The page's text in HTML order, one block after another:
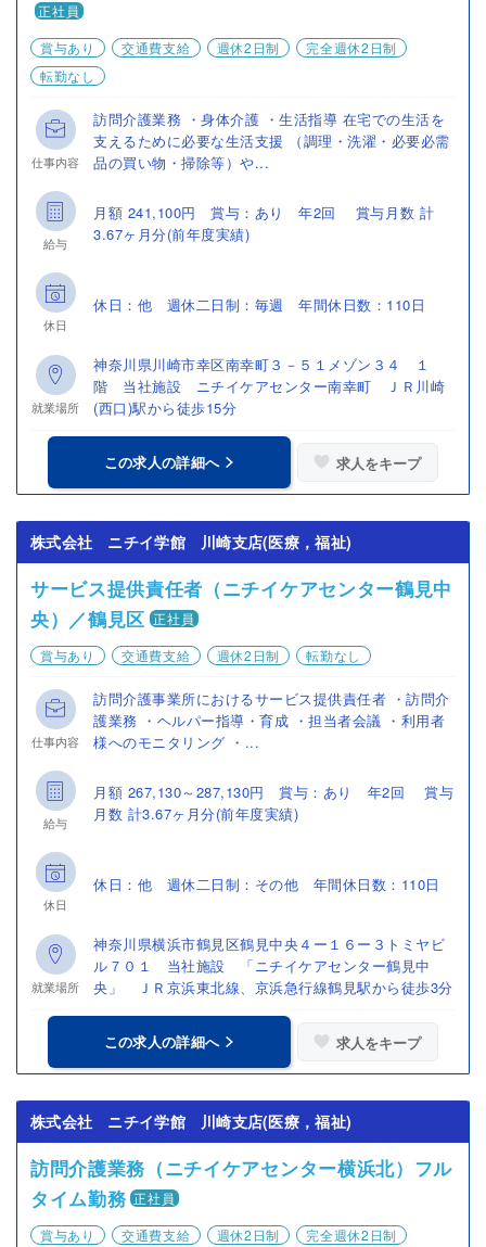
正社員
賞与あり
交通費支給 週休2日制
完全週休2日制
転勤なし
仕事内容
訪問介護業務 ・身体介護 ・生活指導 在宅での生活を
支えるために必要な生活支援 （調理・洗濯・必要必需
品の買い物・掃除等）や...
給与
月額 241,100円 賞与：あり 年2回 賞与月数 計
3.67ヶ月分(前年度実績)
休日
休日：他 週休二日制：毎週 年間休日数：110日
就業場所
神奈川県川崎市幸区南幸町３－５１メゾン３４ １
階 当社施設 ニチイケアセンター南幸町 ＪＲ川崎
(西口)駅から徒歩15分
この求人の詳細へ 求人をキープ
株式会社 ニチイ学館 川崎支店(医療，福祉)
サービス提供責任者（ニチイケアセンター鶴見中
央）／鶴見区 正社員
賞与あり
交通費支給 週休2日制 転勤なし
仕事内容
訪問介護事業所におけるサービス提供責任者 ・訪問介
護業務 ・ヘルパー指導・育成 ・担当者会議 ・利用者
様へのモニタリング ・...
給与
月額 267,130～287,130円 賞与：あり 年2回 賞与
月数 計3.67ヶ月分(前年度実績)
休日
休日：他 週休二日制：その他 年間休日数：110日
就業場所
神奈川県横浜市鶴見区鶴見中央４ー１６ー３トミヤビ
ル７０１ 当社施設 「ニチイケアセンター鶴見中
央」 ＪＲ京浜東北線、京浜急行線鶴見駅から徒歩3分
この求人の詳細へ 求人をキープ
株式会社 ニチイ学館 川崎支店(医療，福祉)
訪問介護業務（ニチイケアセンター横浜北）フル
タイム勤務 正社員
賞与あり
交通費支給 週休2日制
完全週休2日制